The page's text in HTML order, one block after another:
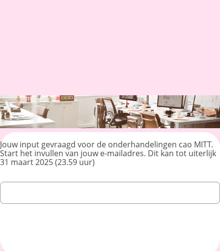
Jouw input gevraagd voor de onderhandelingen cao MITT.
Start het invullen van jouw e-mailadres. Dit kan tot uiterlijk
31 maart 2025 (23.59 uur)